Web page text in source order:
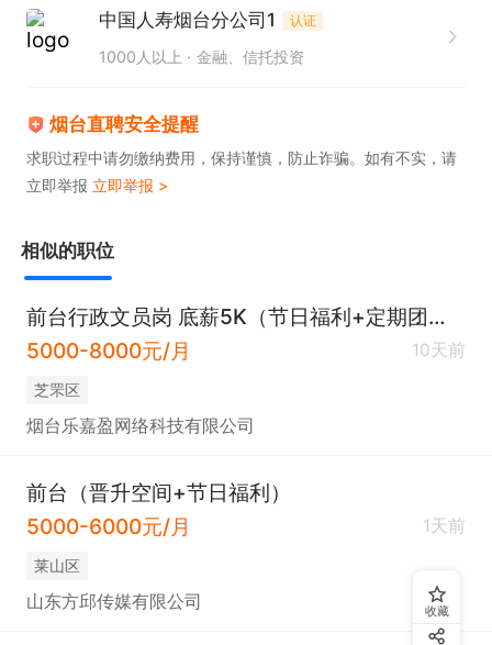
中国人寿烟台分公司1 认证
1000人以上 金融、信托投资
烟台直聘安全提醒
求职过程中请勿缴纳费用，保持谨慎，防止诈骗。如有不实，请
立即举报 立即举报 >
相似的职位
前台行政文员岗 底薪5K（节日福利+定期团建）
5000-8000元/月
10天前
芝罘区
烟台乐嘉盈网络科技有限公司
前台（晋升空间+节日福利）
5000-6000元/月
1天前
莱山区
山东方邱传媒有限公司 收藏